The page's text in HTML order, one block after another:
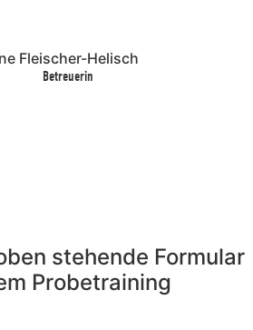
Fleischer-Helisch
Betreuerin
stehende Formular
Probetraining